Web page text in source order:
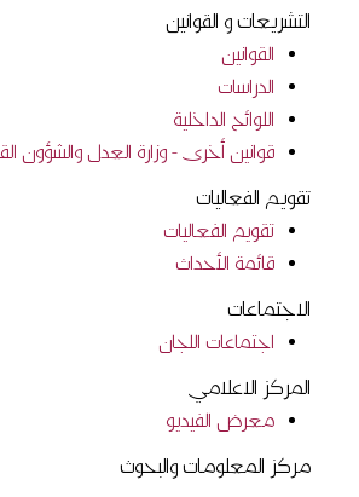
التشريعات و القوانين
القوانين
الدراسات
اللوائح الداخلية
قوانين أخرى - وزارة العدل والشؤون
تقويم الفعاليات
تقويم الفعاليات
قائمة الأحداث
الاجتماعات
اجتماعات اللجان
المركز الاعلامي
معرض الفيديو
مركز المعلومات والبحوث